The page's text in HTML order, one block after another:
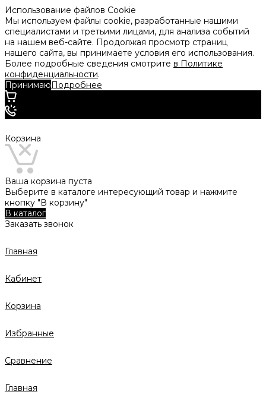
Использование файлов Cookie
Мы используем файлы cookie, разработанные нашими
специалистами и третьими лицами, для анализа событий
на нашем веб-сайте. Продолжая просмотр страниц
нашего сайта, вы принимаете условия его использования.
Более подробные сведения смотрите в Политике
конфиденциальности.
ПринимаюПодробнее
Корзина
Ваша корзина пуста
Выберите в каталоге интересующий товар и нажмите
кнопку "В корзину"
В каталог
Заказать звонок
Главная
Кабинет
Корзина
Избранные
Сравнение
Главная